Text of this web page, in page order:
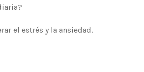
el estrés y la ansiedad.